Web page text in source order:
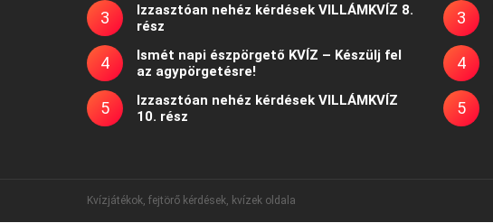
Izzasztóan nehéz kérdések VILLÁMKVÍZ 8.
rész
Ismét napi észpörgető KVÍZ – Készülj fel
az agypörgetésre!
Izzasztóan nehéz kérdések VILLÁMKVÍZ
10. rész
Kvízjátékok, fejtörő kérdések, kvízek oldala